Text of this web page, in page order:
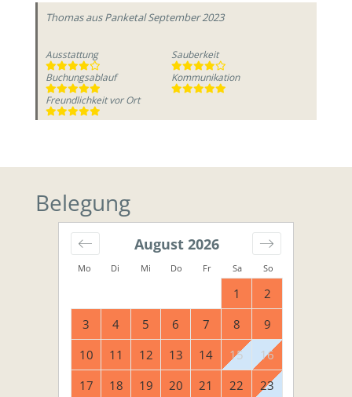
Thomasaus Panketal September 2023
Ausstattung
Sauberkeit
Buchungsablauf
Kommunikation
Freundlichkeit vor Ort
Belegung
Mo Di Mi Do Fr Sa So
August 2026
1
2
3
4 5 6 7 8
9
10
11 12 13 14 15
16
17
18 19 20 21 22
23